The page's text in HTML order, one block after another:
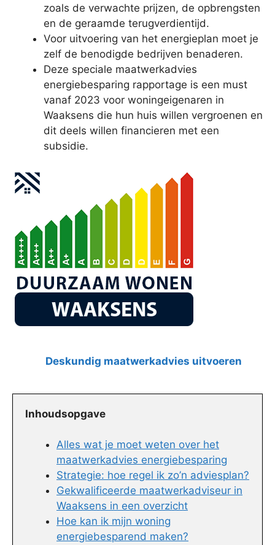
zoals de verwachte prijzen, de opbrengsten
en de geraamde terugverdientijd.
Voor uitvoering van het energieplan moet je
zelf de benodigde bedrijven benaderen.
Deze speciale maatwerkadvies
energiebesparing rapportage is een must
vanaf 2023 voor woningeigenaren in
Waaksens die hun huis willen vergroenen en
dit deels willen financieren met een
subsidie.
Deskundig maatwerkadvies uitvoeren
Inhoudsopgave
Alles wat je moet weten over het
maatwerkadvies energiebesparing
Strategie: hoe regel ik zo’n adviesplan?
Gekwalificeerde maatwerkadviseur in
Waaksens in een overzicht
Hoe kan ik mijn woning
energiebesparend maken?